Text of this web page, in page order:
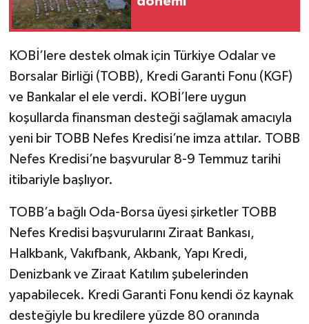
KOBİ’lere destek olmak için Türkiye Odalar ve
Borsalar Birliği (TOBB), Kredi Garanti Fonu (KGF)
ve Bankalar el ele verdi. KOBİ’lere uygun
koşullarda finansman desteği sağlamak amacıyla
yeni bir TOBB Nefes Kredisi’ne imza attılar. TOBB
Nefes Kredisi’ne başvurular 8-9 Temmuz tarihi
itibariyle başlıyor.
TOBB’a bağlı Oda-Borsa üyesi şirketler TOBB
Nefes Kredisi başvurularını Ziraat Bankası,
Halkbank, Vakıfbank, Akbank, Yapı Kredi,
Denizbank ve Ziraat Katılım şubelerinden
yapabilecek. Kredi Garanti Fonu kendi öz kaynak
desteğiyle bu kredilere yüzde 80 oranında